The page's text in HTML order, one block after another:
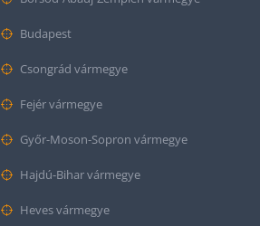
Budapest
Csongrád vármegye
Fejér vármegye
Győr-Moson-Sopron vármegye
Hajdú-Bihar vármegye
Heves vármegye